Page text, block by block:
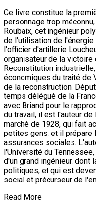
Ce livre constitue la
personnage trop
Roubaix, cet ingénieur
de l'utilisation de l'énergie
l'officier d'artillerie
organisateur de la
Reconstitution
économiques du traité de
de la reconstruction.
temps délégué de la
avec Briand pour le
du travail, il est l'auteur
marché de 1928, qui fait
petites gens, et il prépare
assurances sociales.
l'Université du
d'un grand ingénieur, dont
politiques, et qui est
social et précurseur de
Read More